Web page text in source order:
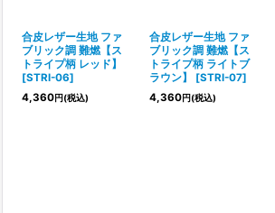
合皮レザー生地 ファ
ブリック調 難燃【ス
トライプ柄 レッド】
[STRI-06]
4,360円(税込)
合皮レザー生地 ファ
ブリック調 難燃【ス
トライプ柄 ライトブ
ラウン】
[STRI-07]
4,360円(税込)